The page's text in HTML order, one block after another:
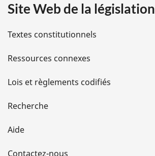
i
l
s
d
e
l
Site Web de la législation
Textes constitutionnels
Ressources connexes
Lois et règlements codifiés
Recherche
Aide
Contactez-nous